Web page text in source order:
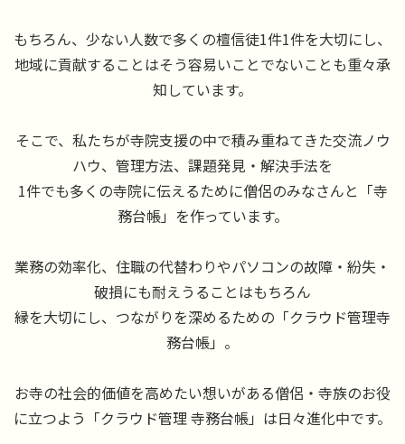
もちろん、少ない人数で多くの檀信徒1件1件を大切にし、
地域に貢献することはそう容易いことでないことも重々承
知しています。
そこで、私たちが寺院支援の中で積み重ねてきた交流ノウ
ハウ、管理方法、課題発見・解決手法を
1件でも多くの寺院に伝えるために僧侶のみなさんと「寺
務台帳」を作っています。
業務の効率化、住職の代替わりやパソコンの故障・紛失・
破損にも耐えうることはもちろん
縁を大切にし、つながりを深めるための「クラウド管理寺
務台帳」。
お寺の社会的価値を高めたい想いがある僧侶・寺族のお役
に立つよう「クラウド管理 寺務台帳」は日々進化中です。